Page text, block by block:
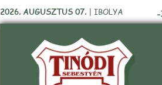
2026. AUGUSZTUS 07. | IBOLYA -